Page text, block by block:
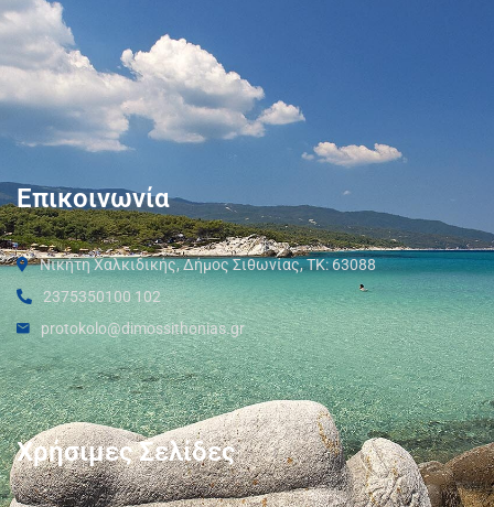
Επικοινωνία
Νικήτη Χαλκιδικής, Δήμος Σιθωνίας, ΤΚ: 63088
2375350100 102
protokolo@dimossithonias.gr
Χρήσιμες Σελίδες